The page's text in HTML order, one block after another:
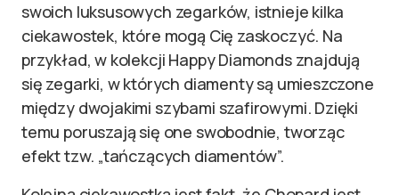
swoich luksusowych zegarków, istnieje kilka
ciekawostek, które mogą Cię zaskoczyć. Na
przykład, w kolekcji Happy Diamonds znajdują
się zegarki, w których diamenty są umieszczone
między dwojakimi szybami szafirowymi. Dzięki
temu poruszają się one swobodnie, tworząc
efekt tzw. „tańczących diamentów”.